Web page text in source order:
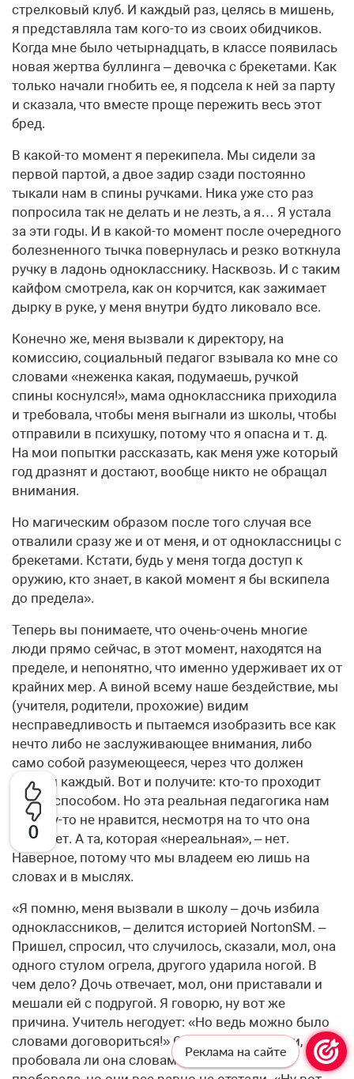
0
стрелковый клуб. И каждый раз, целясь в мишень,
я представляла там кого-то из своих обидчиков.
Когда мне было четырнадцать, в классе появилась
новая жертва буллинга – девочка с брекетами. Как
только начали гнобить ее, я подсела к ней за парту
и сказала, что вместе проще пережить весь этот
бред.
В какой-то момент я перекипела. Мы сидели за
первой партой, а двое задир сзади постоянно
тыкали нам в спины ручками. Ника уже сто раз
попросила так не делать и не лезть, а я… Я устала
за эти годы. И в какой-то момент после очередного
болезненного тычка повернулась и резко воткнула
ручку в ладонь однокласснику. Насквозь. И с таким
кайфом смотрела, как он корчится, как зажимает
дырку в руке, у меня внутри будто ликовало все.
Конечно же, меня вызвали к директору, на
комиссию, социальный педагог взывала ко мне со
словами «неженка какая, подумаешь, ручкой
спины коснулся!», мама одноклассника приходила
и требовала, чтобы меня выгнали из школы, чтобы
отправили в психушку, потому что я опасна и т. д.
На мои попытки рассказать, как меня уже который
год дразнят и достают, вообще никто не обращал
внимания.
Но магическим образом после того случая все
отвалили сразу же и от меня, и от одноклассницы с
брекетами. Кстати, будь у меня тогда доступ к
оружию, кто знает, в какой момент я бы вскипела
до предела».
Теперь вы понимаете, что очень-очень многие
люди прямо сейчас, в этот момент, находятся на
пределе, и непонятно, что именно удерживает их от
крайних мер. А виной всему наше бездействие, мы
(учителя, родители, прохожие) видим
несправедливость и пытаемся изобразить все как
нечто либо не заслуживающее внимания, либо
само собой разумеющееся, через что должен
пройти каждый. Вот и получите: кто-то проходит
таким способом. Но эта реальная педагогика нам
почему-то не нравится, несмотря на то что она
работает. А та, которая «нереальная», – нет.
Наверное, потому что мы владеем ею лишь на
словах и в мыслях.
«Я помню, меня вызвали в школу – дочь избила
одноклассников, – делится историей NortonSM. –
Пришел, спросил, что случилось, сказали, мол, она
одного стулом огрела, другого ударила ногой. В
чем дело? Дочь отвечает, мол, они приставали и
мешали ей с подругой. Я говорю, ну вот же
причина. Учитель негодует: «Но ведь можно было
словами договориться!» Спрашиваю у дочки,
пробовала ли она словами. Говорит, что
Реклама на сайте